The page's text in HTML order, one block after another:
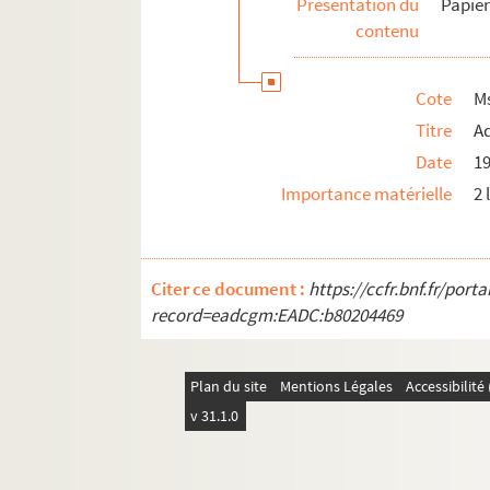
Ms_1154_13. Papiers personnels
Ms_1154_14. Articles de presse sur
Ms_1154_15. Littérature grise sur Chamson
Ms_1154_16. Dossier iconographique
Ms_1154_17. Oeuvres originales/graphiques
Ms_1154_18. Documents de Frédérique
contenu
Cote
Titre
Date
Importance matérielle
2
Citer ce document : https://ccfr.bnf.fr/
record=eadcgm:EADC:b80204469
Plan du site Mentions Légales
v 31.1.0